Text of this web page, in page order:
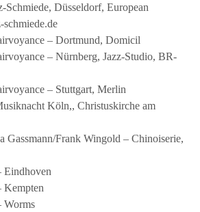
Schmiede, Düsseldorf, European
– Dortmund, Domicil
– Nürnberg, Jazz-Studio, BR-
– Stuttgart, Merlin
Köln,, Christuskirche am
Gassmann/Frank Wingold – Chinoiserie,
Eindhoven
Kempten
Worms